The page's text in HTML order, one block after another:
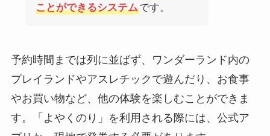
ことができるシステムです。
予約時間までは列に並ばず、ワンダーランド内の
プレイランドやアスレチックで遊んだり、お食事
やお買い物など、他の体験を楽しむことができま
す。「よやくのり」を利用される際には、公式ア